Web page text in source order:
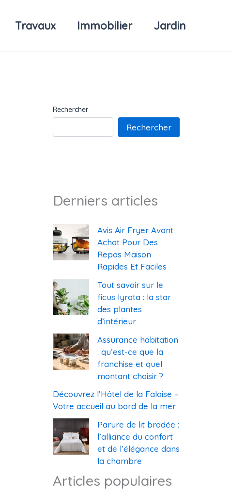
Travaux Immobilier Jardin
Rechercher
Rechercher
Derniers articles
Avis Air Fryer Avant
Achat Pour Des
Repas Maison
Rapides Et Faciles
Tout savoir sur le
ficus lyrata : la star
des plantes
d’intérieur
Assurance habitation
: qu’est-ce que la
franchise et quel
montant choisir ?
Découvrez l’Hôtel de la Falaise –
Votre accueil au bord de la mer
Parure de lit brodée :
l’alliance du confort
et de l’élégance dans
la chambre
Articles populaires